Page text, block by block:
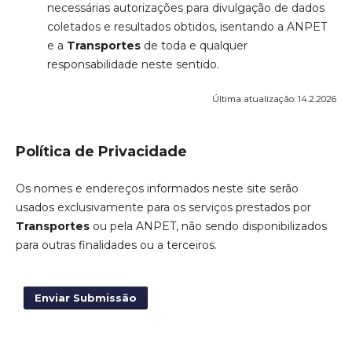
necessárias autorizações para divulgação de dados
coletados e resultados obtidos, isentando a ANPET
e a Transportes de toda e qualquer
responsabilidade neste sentido.
Última atualização: 14.2.2026
Política de Privacidade
Os nomes e endereços informados neste site serão
usados exclusivamente para os serviços prestados por
Transportesou pela ANPET, não sendo disponibilizados
para outras finalidades ou a terceiros.
Enviar Submissão